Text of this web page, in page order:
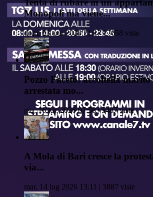
Tenta di rubare in un
Monopoli ma viene...
dom, 02 ago 2026 21:17 | 7658 viste
Pozzo Faceto: accoltella marito
arrestata mo...
gio, 16 lug 2026 07:58 | 5487 viste
A Mola di Bari cresce la
via...
mar, 14 lug 2026 13:11 | 3887 viste